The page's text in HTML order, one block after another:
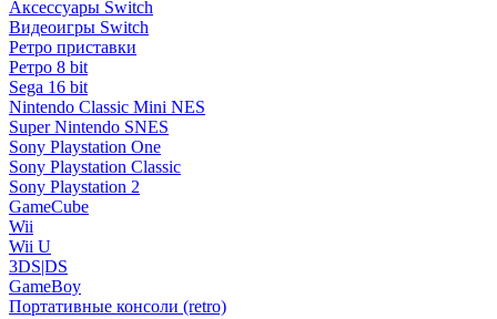
Аксессуары Switch
Видеоигры Switch
Ретро приставки
Ретро 8 bit
Sega 16 bit
Nintendo Classic Mini NES
Super Nintendo SNES
Sony Playstation One
Sony Playstation Classic
Sony Playstation 2
GameCube
Wii
Wii U
3DS|DS
GameBoy
Портативные консоли (retro)